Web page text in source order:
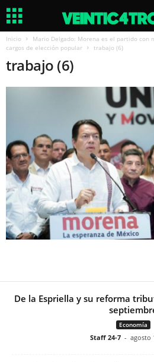
Inicio
Mario Delgado: Morena es el partido con
cargos de elección popular
trabajo (6)
trabajo (6)
De la Espriella y su reforma
Economía
Staff 24-7 - agosto